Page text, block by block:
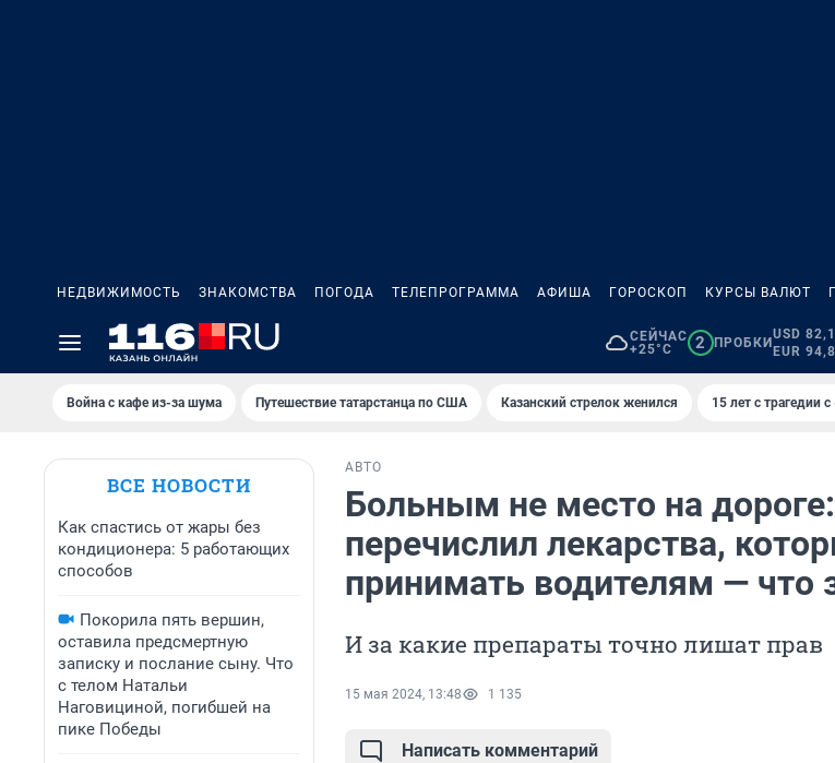
НЕДВИЖИМОСТЬ ЗНАКОМСТВА ПОГОДА ТЕЛЕПРОГРАММА АФИША ГОРОСКОП КУРСЫ ВАЛЮТ
СЕЙЧАС
+25°C
2 ПРОБКИ
USD
EUR
Война с кафе из-за шума Путешествие татарстанца по США Казанский стрелок женился 15 лет с трагедии
ВСЕ НОВОСТИ
Как спастись от жары без
кондиционера: 5 работающих
способов
Покорила пять вершин,
оставила предсмертную
записку и послание сыну. Что
с телом Натальи
Наговициной, погибшей на
пике Победы
АВТО
Больным не место на
перечислил лекарства,
принимать водителям — что
И за какие препараты точно лишат прав
15 мая 2024, 13:48 1 135
Написать комментарий